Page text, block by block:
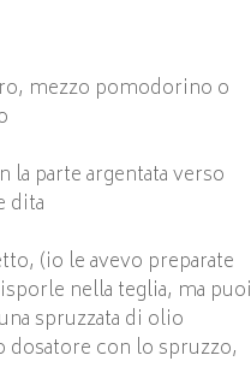
mezzo pomodorino o
parte argentata verso
dita
(io le avevo preparate
nella teglia, ma puoi
spruzzata di olio
con lo spruzzo,